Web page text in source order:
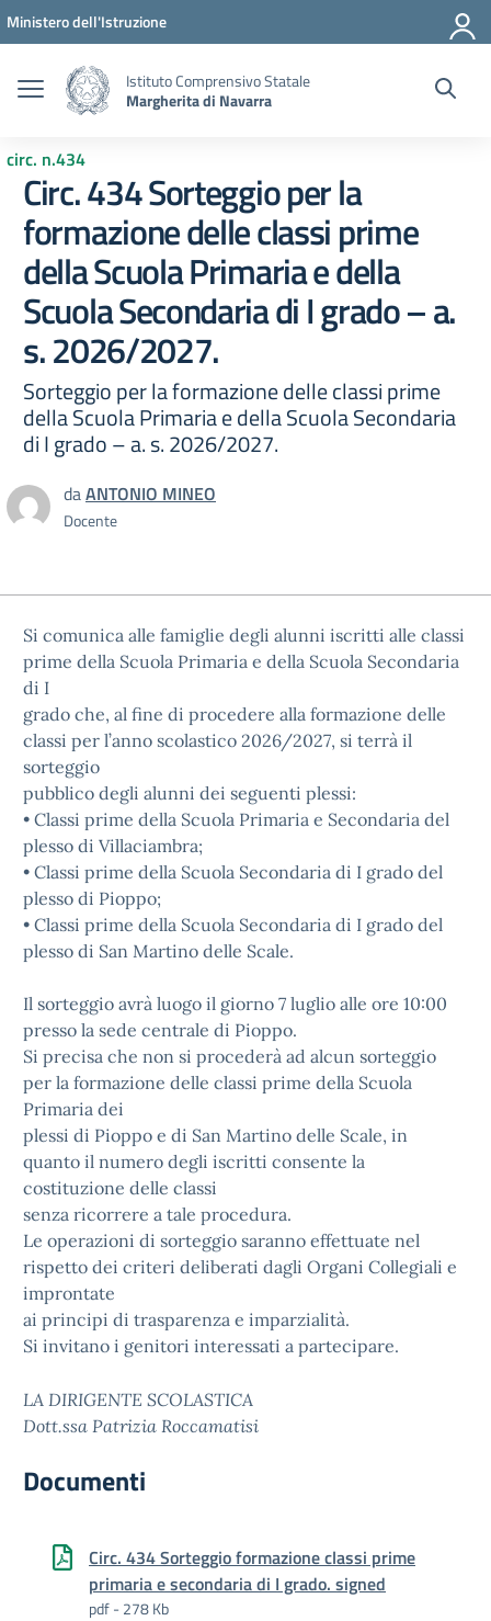
Vai ai contenuti
Vai al menu di navigazione
Vai al footer
Ministero dell'Istruzione
Istituto Comprensivo Statale
Margherita di Navarra
circ. n.434
Circ. 434 Sorteggio per la
formazione delle classi prime
della Scuola Primaria e della
Scuola Secondaria di I grado – a.
s. 2026/2027.
Sorteggio per la formazione delle classi prime
della Scuola Primaria e della Scuola Secondaria
di I grado – a. s. 2026/2027.
daANTONIO MINEO
Docente
Si comunica alle famiglie degli alunni iscritti alle classi
prime della Scuola Primaria e della Scuola Secondaria
di I
grado che, al fine di procedere alla formazione delle
classi per l’anno scolastico 2026/2027, si terrà il
sorteggio
pubblico degli alunni dei seguenti plessi:
• Classi prime della Scuola Primaria e Secondaria del
plesso di Villaciambra;
• Classi prime della Scuola Secondaria di I grado del
plesso di Pioppo;
• Classi prime della Scuola Secondaria di I grado del
plesso di San Martino delle Scale.
Il sorteggio avrà luogo il giorno 7 luglio alle ore 10:00
presso la sede centrale di Pioppo.
Si precisa che non si procederà ad alcun sorteggio
per la formazione delle classi prime della Scuola
Primaria dei
plessi di Pioppo e di San Martino delle Scale, in
quanto il numero degli iscritti consente la
costituzione delle classi
senza ricorrere a tale procedura.
Le operazioni di sorteggio saranno effettuate nel
rispetto dei criteri deliberati dagli Organi Collegiali e
improntate
ai principi di trasparenza e imparzialità.
Si invitano i genitori interessati a partecipare.
LA DIRIGENTE SCOLASTICA
Dott.ssa Patrizia Roccamatisi
Documenti
Circ. 434 Sorteggio formazione classi prime
primaria e secondaria di I grado. signed
pdf - 278 Kb